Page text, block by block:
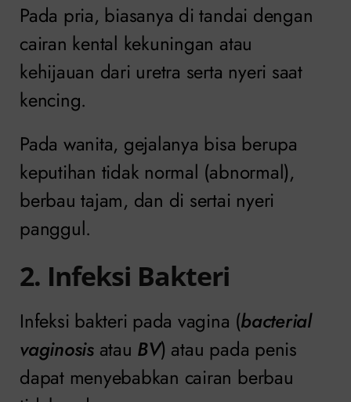
Pada pria, biasanya di tandai dengan
cairan kental kekuningan atau
kehijauan dari uretra serta nyeri saat
kencing.
Pada wanita, gejalanya bisa berupa
keputihan tidak normal (abnormal),
berbau tajam, dan di sertai nyeri
panggul.
2. Infeksi Bakteri
Infeksi bakteri pada vagina (bacterial
vaginosisatau BV) atau pada penis
dapat menyebabkan cairan berbau